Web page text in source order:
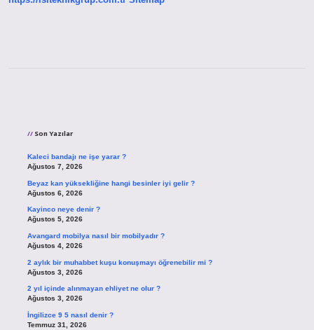
Son Yazılar
Kaleci bandajı ne işe yarar ?
Ağustos 7, 2026
Beyaz kan yüksekliğine hangi besinler iyi gelir ?
Ağustos 6, 2026
Kayinco neye denir ?
Ağustos 5, 2026
Avangard mobilya nasıl bir mobilyadır ?
Ağustos 4, 2026
2 aylık bir muhabbet kuşu konuşmayı öğrenebilir mi ?
Ağustos 3, 2026
2 yıl içinde alınmayan ehliyet ne olur ?
Ağustos 3, 2026
İngilizce 9 5 nasıl denir ?
Temmuz 31, 2026